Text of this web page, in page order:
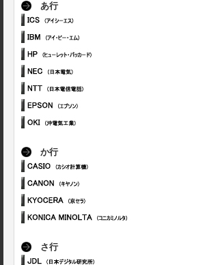
あ行
か行
さ行